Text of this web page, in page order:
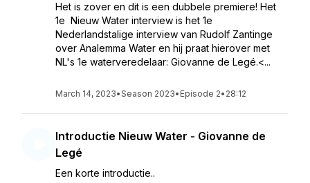
Het is zover en dit is een dubbele premiere! Het
1e Nieuw Water interview is het 1e
Nederlandstalige interview van Rudolf Zantinge
over Analemma Water en hij praat hierover met
NL's 1e waterveredelaar: Giovanne de Legé.<...
March 14, 2023•Season 2023• Episode 2• 28:12
Introductie Nieuw Water - Giovanne de
Legé
Een korte introductie..